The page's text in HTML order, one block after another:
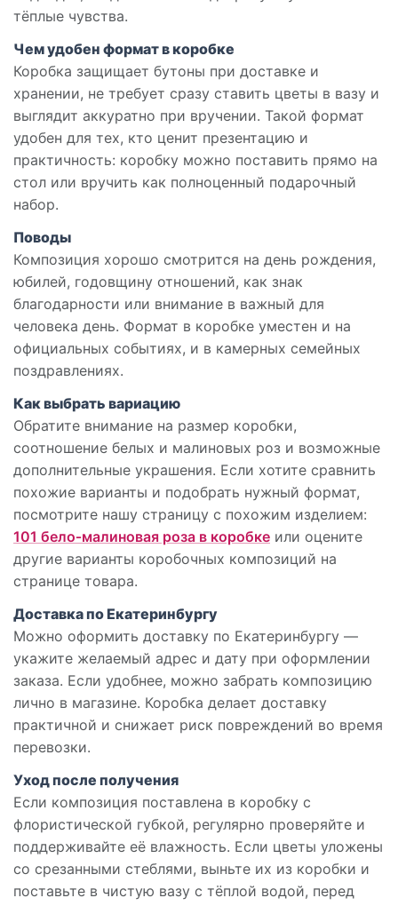
тёплые чувства.
Чем удобен формат в коробке
Коробка защищает бутоны при доставке и
хранении, не требует сразу ставить цветы в вазу и
выглядит аккуратно при вручении. Такой формат
удобен для тех, кто ценит презентацию и
практичность: коробку можно поставить прямо на
стол или вручить как полноценный подарочный
набор.
Поводы
Композиция хорошо смотрится на день рождения,
юбилей, годовщину отношений, как знак
благодарности или внимание в важный для
человека день. Формат в коробке уместен и на
официальных событиях, и в камерных семейных
поздравлениях.
Как выбрать вариацию
Обратите внимание на размер коробки,
соотношение белых и малиновых роз и возможные
дополнительные украшения. Если хотите сравнить
похожие варианты и подобрать нужный формат,
посмотрите нашу страницу с похожим изделием:
101 бело‑малиновая роза в коробке или оцените
другие варианты коробочных композиций на
странице товара.
Доставка по Екатеринбургу
Можно оформить доставку по Екатеринбургу —
укажите желаемый адрес и дату при оформлении
заказа. Если удобнее, можно забрать композицию
лично в магазине. Коробка делает доставку
практичной и снижает риск повреждений во время
перевозки.
Уход после получения
Если композиция поставлена в коробку с
флористической губкой, регулярно проверяйте и
поддерживайте её влажность. Если цветы уложены
со срезанными стеблями, выньте их из коробки и
поставьте в чистую вазу с тёплой водой, перед